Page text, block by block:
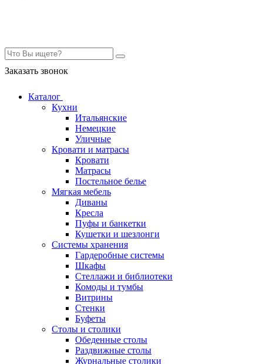
Заказать звонок
Каталог
Кухни
Итальянские
Немецкие
Уличные
Кровати и матрасы
Кровати
Матрасы
Постельное белье
Мягкая мебель
Диваны
Кресла
Пуфы и банкетки
Кушетки и шезлонги
Системы хранения
Гардеробные системы
Шкафы
Стеллажи и библиотеки
Комоды и тумбы
Витрины
Стенки
Буфеты
Столы и столики
Обеденные столы
Раздвижные столы
Журнальные столики